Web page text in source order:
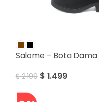
Salome – Bota Dama
$2.199 $ 1.499